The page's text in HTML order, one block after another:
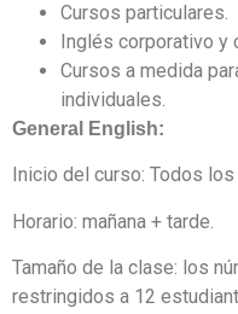
Cursos particulares.
Inglés corporativo y
Cursos a medida
individuales.
General English:
Inicio del curso: Todos los
Horario: mañana + tarde.
Tamaño de la clase: los
restringidos a 12